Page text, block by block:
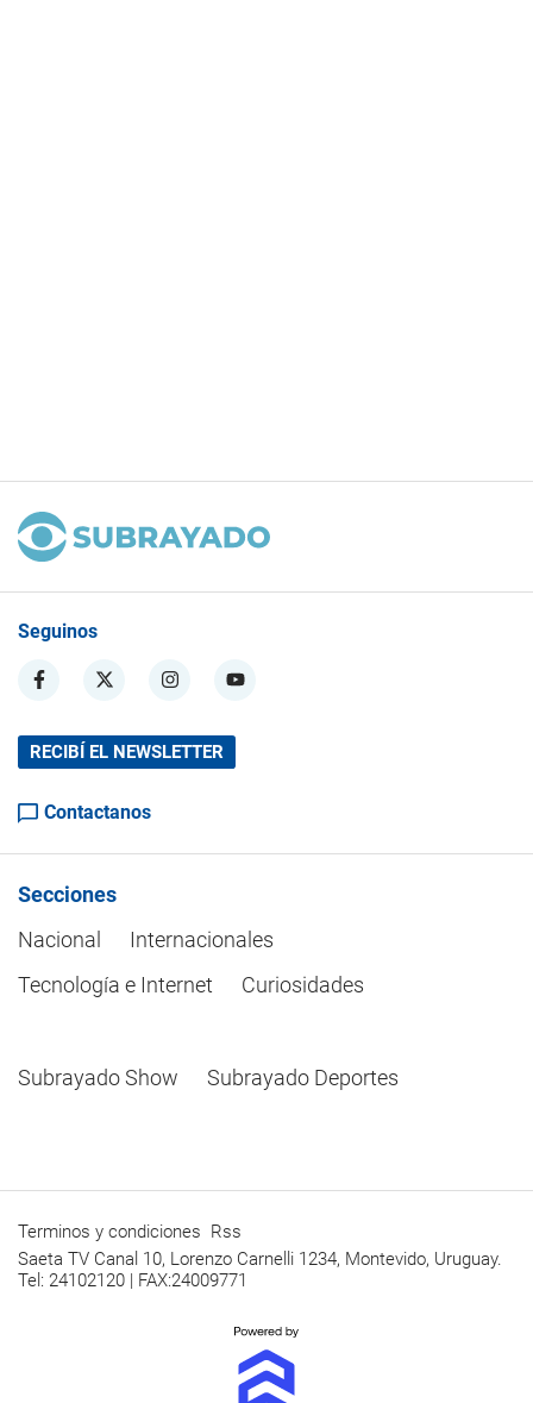
Seguinos
RECIBÍ EL NEWSLETTER
Contactanos
Secciones
Nacional
Internacionales
Tecnología e Internet
Curiosidades
Subrayado Show Subrayado Deportes
Terminos y condiciones Rss
Saeta TV Canal 10, Lorenzo Carnelli 1234, Montevido, Uruguay.
Tel: 24102120 | FAX:24009771